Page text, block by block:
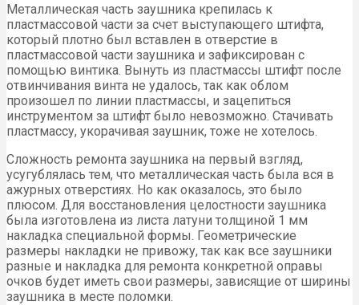
Металлическая часть заушника крепилась к
пластмассовой части за счет выступающего штифта,
который плотно был вставлен в отверстие в
пластмассовой части заушника и зафиксирован с
помощью винтика. Вынуть из пластмассы штифт после
отвинчивания винта не удалось, так как облом
произошел по линии пластмассы, и зацепиться
инструментом за штифт было невозможно. Стачивать
пластмассу, укорачивая заушник, тоже не хотелось.
Сложность ремонта заушника на первый взгляд,
усугублялась тем, что металлическая часть была вся в
ажурных отверстиях. Но как оказалось, это было
плюсом. Для восстановления целостности заушника
была изготовлена из листа латуни толщиной 1 мм
накладка специальной формы. Геометрические
размеры накладки не привожу, так как все заушники
разные и накладка для ремонта конкретной оправы
очков будет иметь свои размеры, зависящие от ширины
заушника в месте поломки.